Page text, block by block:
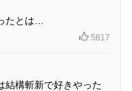
たとは…
5817
結構斬新で好きやった